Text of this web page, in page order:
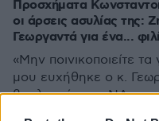
Προσχήματα
οι άρσεις ασυλίας της:
Γεωργαντά για ένα...
«Μην ποινικοποιείτε
μου ευχήθηκε ο κ.
βουλευτής της ΝΔ